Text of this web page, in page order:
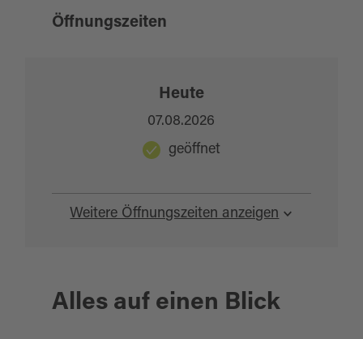
Öffnungszeiten
Weitere Öffnungszeiten anzeigen
Heute
07.08.2026
geöffnet
Alles auf einen Blick